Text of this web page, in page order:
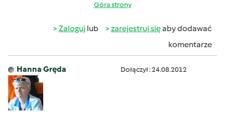
Góra strony
Zaloguj lub zarejestruj sięaby dodawać
komentarze
Hanna Gręda Dołączył : 24.08.2012